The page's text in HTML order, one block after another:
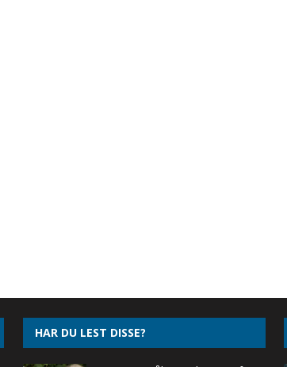
HAR DU LEST DISSE?